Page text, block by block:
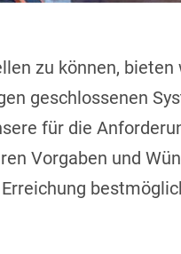
zu können, bieten
geschlossenen
für die
Vorgaben und